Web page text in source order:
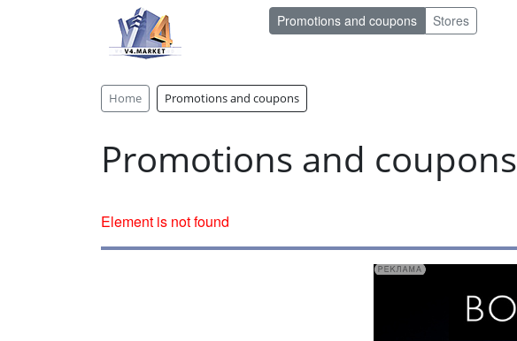
Promotions and coupons Stores
Home Promotions and coupons
Promotions and coupons
Element is not found